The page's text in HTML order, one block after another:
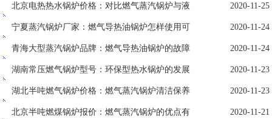
问题及预防
北京电热热水锅炉价格：对比燃气蒸汽锅炉与液
化气锅炉优势和不同点
2020-11-25
宁夏蒸汽锅炉厂家：燃气导热油锅炉怎样使用可
提高热效率
2020-11-24
青海大型蒸汽锅炉品牌：燃气导热油锅炉的故障
检测及排除方法
2020-11-24
湖南常压燃气锅炉型号：环保型热水锅炉的发展
趋势
2020-11-23
湖北半吨燃气锅炉价格：燃气蒸汽锅炉清洁保养
措施
2020-11-23
北京半吨燃煤锅炉报价：燃气蒸汽锅炉的优点有 2020-11-21